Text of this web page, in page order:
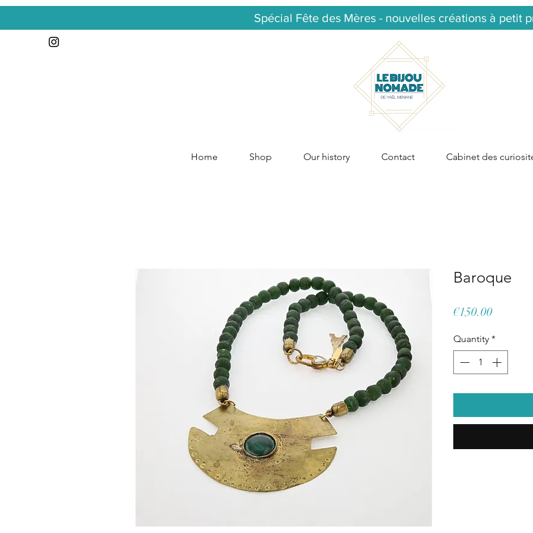
Spécial Fête des Mères - nouvelles créations à petit
Home Shop Our history Contact Cabinet des
Baroque
€150.00Price
Quantity *